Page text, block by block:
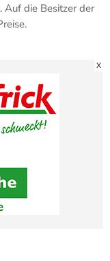
die Besitzer der
X